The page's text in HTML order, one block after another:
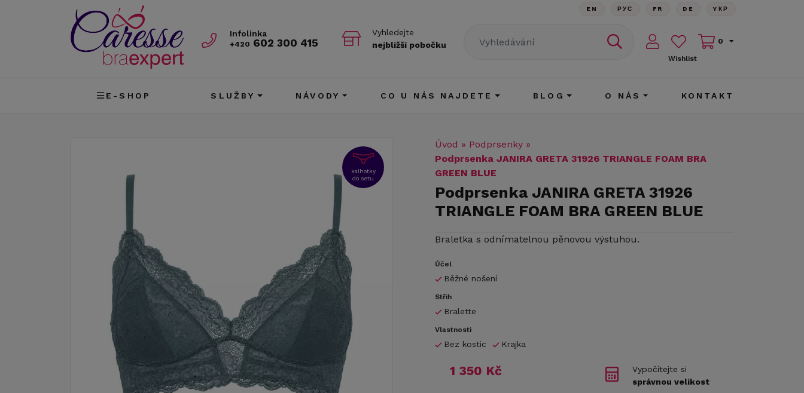
Infolinka
+420 602 300 415
Vyhledejte
nejbližší pobočku
EN РУС FR DE YКР
Wishlist
0
E-SHOP SLUŽBY NÁVODY CO U NÁS NAJDETE BLOG O NÁS KONTAKT
kalhotky
do setu
Úvod » Podprsenky »
Podprsenka JANIRA GRETA 31926 TRIANGLE FOAM BRA
GREEN BLUE
Podprsenka JANIRA GRETA 31926
TRIANGLE FOAM BRA GREEN BLUE
Braletka s odnímatelnou pěnovou výstuhou.
Účel
Běžné nošení
Střih
Bralette
Vlastnosti
Bez kostic Krajka
1 350 Kč
Vypočítejte si
správnou velikost